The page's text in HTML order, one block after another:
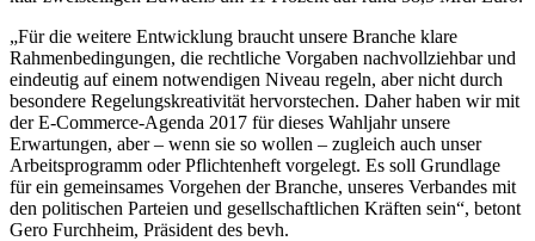
„Für die weitere Entwicklung braucht unsere Branche klare
Rahmenbedingungen, die rechtliche Vorgaben nachvollziehbar und
eindeutig auf einem notwendigen Niveau regeln, aber nicht durch
besondere Regelungskreativität hervorstechen. Daher haben wir mit
der E-Commerce-Agenda 2017 für dieses Wahljahr unsere
Erwartungen, aber – wenn sie so wollen – zugleich auch unser
Arbeitsprogramm oder Pflichtenheft vorgelegt. Es soll Grundlage
für ein gemeinsames Vorgehen der Branche, unseres Verbandes mit
den politischen Parteien und gesellschaftlichen Kräften sein“, betont
Gero Furchheim, Präsident des bevh.